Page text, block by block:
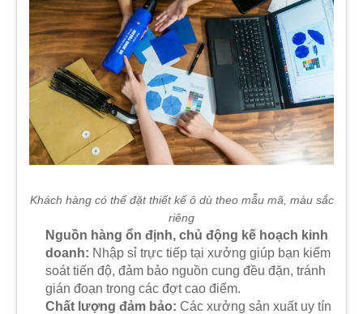
Khách hàng có thể đặt thiết kế ô dù theo mẫu mã, màu sắc
riêng
Nguồn hàng ổn định, chủ động kế hoạch kinh
doanh: Nhập sỉ trực tiếp tại xưởng giúp bạn kiểm
soát tiến độ, đảm bảo nguồn cung đều đặn, tránh
gián đoạn trong các đợt cao điểm.
Chất lượng đảm bảo: Các xưởng sản xuất uy tín